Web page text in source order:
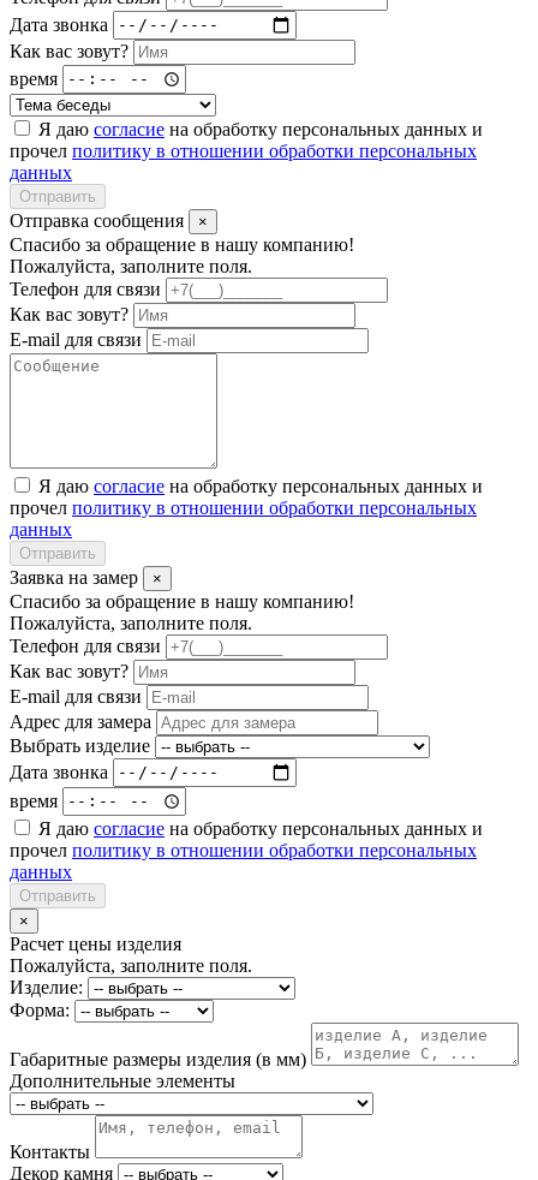
Дата звонка
Как вас зовут?
время
Я даю согласие на обработку персональных данных и
прочел политику в отношении обработки персональных
данных
Отправить
Отправка сообщения ×
Спасибо за обращение в нашу компанию!
Пожалуйста, заполните поля.
Телефон для связи
Как вас зовут?
E-mail для связи
Я даю согласие на обработку персональных данных и
прочел политику в отношении обработки персональных
данных
Отправить
Заявка на замер ×
Спасибо за обращение в нашу компанию!
Пожалуйста, заполните поля.
Телефон для связи
Как вас зовут?
E-mail для связи
Адрес для замера
Выбрать изделие
Дата звонка
время
Я даю согласие на обработку персональных данных и
прочел политику в отношении обработки персональных
данных
Отправить
×
Расчет цены изделия
Пожалуйста, заполните поля.
Изделие:
Форма:
Габаритные размеры изделия (в мм)
Дополнительные элементы
Контакты
Декор камня